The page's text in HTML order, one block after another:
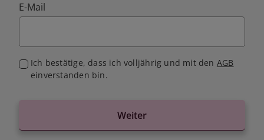
E-Mail
Ich bestätige, dass ich volljährig und mit den AGB
einverstanden bin.
Weiter